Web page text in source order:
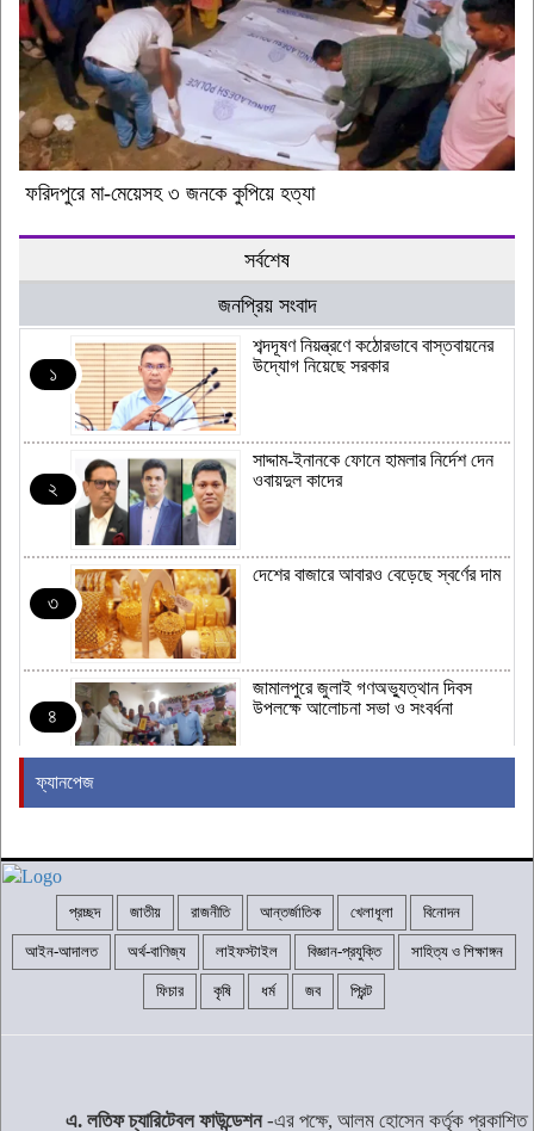
ফরিদপুরে মা-মেয়েসহ ৩ জনকে কুপিয়ে হত্যা
সর্বশেষ
জনপ্রিয় সংবাদ
১
শব্দদূষণ নিয়ন্ত্রণে কঠোরভাবে বাস্তবায়নের
উদ্যোগ নিয়েছে সরকার
২
সাদ্দাম-ইনানকে ফোনে হামলার নির্দেশ দেন
ওবায়দুল কাদের
৩
দেশের বাজারে আবারও বেড়েছে স্বর্ণের দাম
৪
জামালপুরে জুলাই গণঅভ্যুত্থান দিবস
উপলক্ষে আলোচনা সভা ও সংবর্ধনা
৬
শেখ হাসিনাকে দিল্লিতে কথা বলতে দেওয়ায়
ক্ষুব্ধ ঢাকা
‘জুলাই গণঅভ্যুত্থান স্মৃতি জাদুঘর’ আজ
ফ্যানপেজ
প্রচ্ছদ জাতীয় রাজনীতি আন্তর্জাতিক খেলাধূলা বিনোদন
আইন-আদালত অর্থ-বাণিজ্য লাইফস্টাইল বিজ্ঞান-প্রযুক্তি সাহিত্য ও শিক্ষাঙ্গন
ফিচার কৃষি ধর্ম জব প্রিন্ট
এ. লতিফ চ্যারিটেবল ফাউন্ডেশন-এর পক্ষে, আলম হোসেন কর্তৃক প্রকাশিত